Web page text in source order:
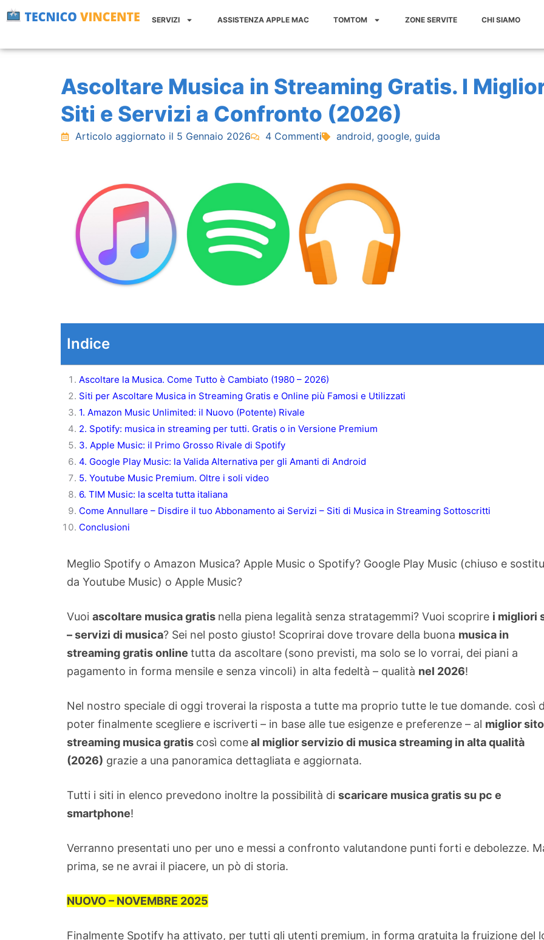
Vai
al
SERVIZI ASSISTENZA APPLE MAC TOMTOM ZONE SERVITE CHI SIAMO
Ascoltare Musica in Streaming Gratis. I
Siti e Servizi a Confronto (2026)
Articolo aggiornato il 5 Gennaio 2026 4 Commenti android, google, guida
Indice
Ascoltare la Musica. Come Tutto è Cambiato (1980 – 2026)
Siti per Ascoltare Musica in Streaming Gratis e Online più Famosi e Utilizzati
1. Amazon Music Unlimited: il Nuovo (Potente) Rivale
2. Spotify: musica in streaming per tutti. Gratis o in Versione Premium
3. Apple Music: il Primo Grosso Rivale di Spotify
4. Google Play Music: la Valida Alternativa per gli Amanti di Android
5. Youtube Music Premium. Oltre i soli video
6. TIM Music: la scelta tutta italiana
Come Annullare – Disdire il tuo Abbonamento ai Servizi – Siti di Musica in Streaming Sottoscritti
Conclusioni
Meglio Spotify o Amazon Musica? Apple Music o Spotify? Google Play Music (chiuso e
da Youtube Music) o Apple Music?
Vuoi ascoltare musica gratis nella piena legalità senza stratagemmi? Vuoi scoprire i migliori
– servizi di musica? Sei nel posto giusto! Scoprirai dove trovare della buona musica in
streaming gratis online tutta da ascoltare (sono previsti, ma solo se lo vorrai, dei piani a
pagamento in forma mensile e senza vincoli) in alta fedeltà – qualità nel 2026!
Nel nostro speciale di oggi troverai la risposta a tutte ma proprio tutte le tue domande. così
poter finalmente scegliere e iscriverti – in base alle tue esigenze e preferenze – al miglior
streaming musica gratis così comeal miglior servizio di musica streaming in alta qualità
(2026) grazie a una panoramica dettagliata e aggiornata.
Tutti i siti in elenco prevedono inoltre la possibilità di scaricare musica gratis su pc e
smartphone!
Verranno presentati uno per uno e messi a confronto valutandone punti forti e debolezze.
prima, se ne avrai il piacere, un pò di storia.
NUOVO – NOVEMBRE 2025
Finalmente Spotify ha attivato, per tutti gli utenti premium, in forma gratuita la fruizione del